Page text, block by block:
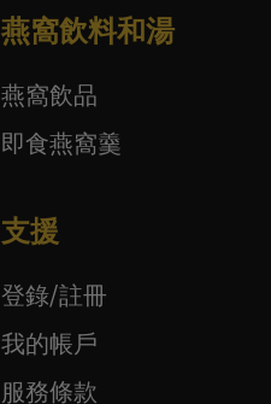
燕窩飲料和湯
燕窩飲品
即食燕窩羹
支援
登錄/註冊
我的帳戶
服務條款